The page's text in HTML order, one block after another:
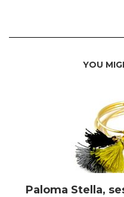
YOU
Paloma Stella,